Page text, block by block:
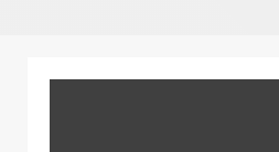
DE LIBRE